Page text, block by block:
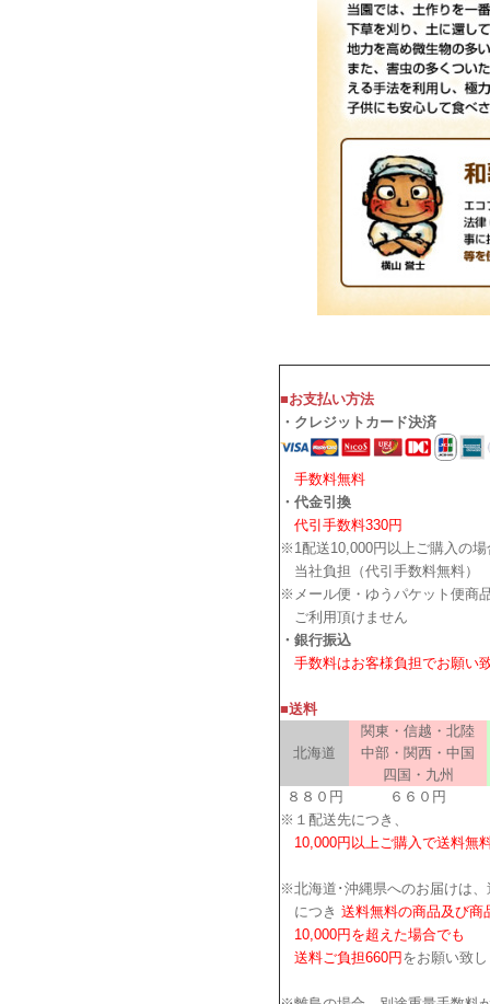
■お支払い方法
・クレジットカード決済
手数料無料
・代金引換
代引手数料330円
※1配送10,000円以上ご購入の場
当社負担（代引手数料無料）
※メール便・ゆうパケット便商
ご利用頂けません
・銀行振込
手数料はお客様負担でお願い
■送料
北海道
関東・信越・北陸
中部・関西・中国
四国・九州
８８０円
６６０円
※１配送先につき、
10,000円以上ご購入で送料無
※北海道･沖縄県へのお届けは、
につき 送料無料の商品及び商
10,000円を超えた場合でも
送料ご負担660円 をお願い致